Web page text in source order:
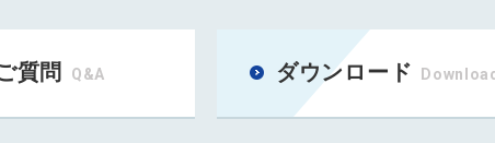
質問 Q&A ダウンロード